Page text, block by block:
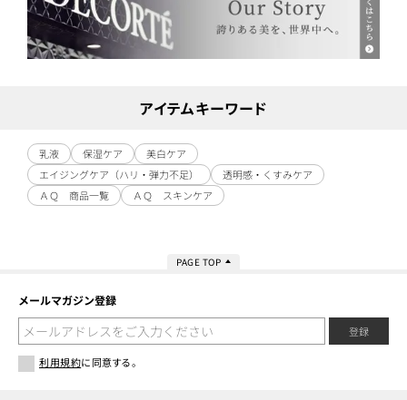
アイテムキーワード
乳液 保湿ケア
美白ケア
エイジングケア（ハリ・弾力不足）
透明感・くすみケア
ＡＱ 商品一覧
ＡＱ スキンケア
PAGE TOP
メールマガジン登録
登録
利用規約に同意する。